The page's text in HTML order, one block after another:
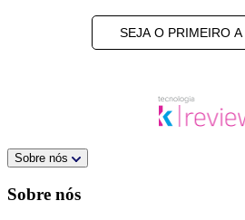
SEJA O PRIMEIRO
Sobre nós
Sobre nós